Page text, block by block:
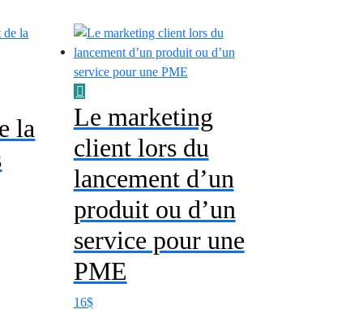
la
Le marketing
client lors du
lancement d’un
produit ou d’un
service pour une
PME
16$